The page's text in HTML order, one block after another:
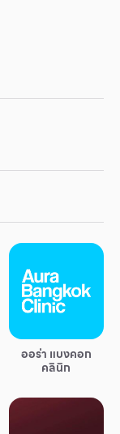
ออร่า แบงคอก
คลินิก